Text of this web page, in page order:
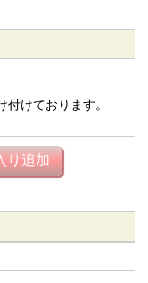
けております。
り追加